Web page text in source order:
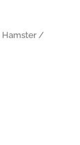
Hamster/